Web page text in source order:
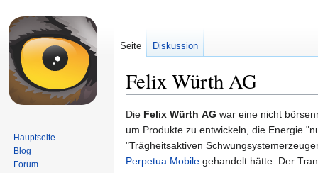
Felix Würth AG
Zur
Navigation
springen
Zur
Suche
springen
Die Felix Würth AG war eine nicht
um Produkte zu entwickeln, die Energie
"Trägheitsaktiven
Perpetua Mobile gehandelt hätte. Der
Seite Diskussion
Hauptseite
Blog
Forum